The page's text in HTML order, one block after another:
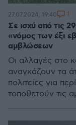
Σε ισχύ από τις
«νόμος των έξι
αμβλώσεων
Οι αλλαγές στο
αναγκάζουν τα
πολιτείες για
τοποθετούν τις
27.07.2024, 19:40 1